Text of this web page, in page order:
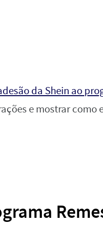
da Shein ao
e mostrar como